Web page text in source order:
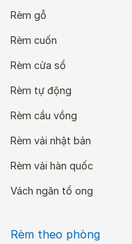
Rèm gỗ
Rèm cuốn
Rèm cửa sổ
Rèm tự động
Rèm cầu vồng
Rèm vải nhật bản
Rèm vải hàn quốc
Vách ngăn tổ ong
Rèm theo phòng